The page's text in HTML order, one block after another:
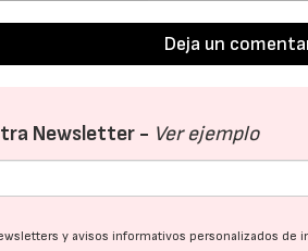
Deja un
Newsletter - Ver ejemplo
y avisos informativos personalizados de